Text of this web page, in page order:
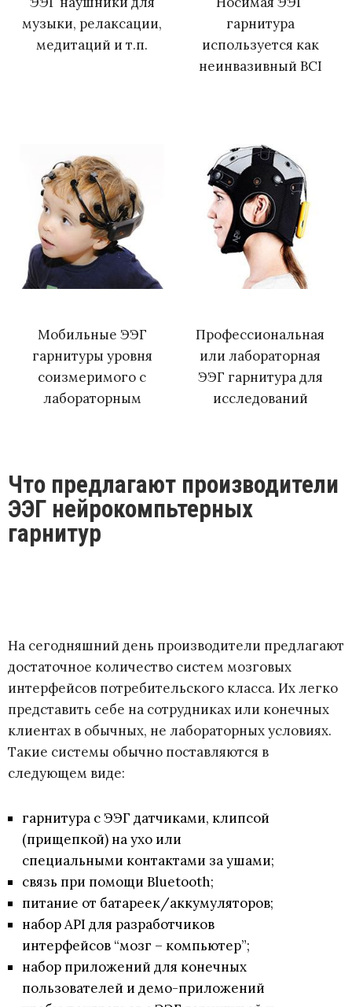
музыки, релаксации,
медитаций и т.п.
гарнитура
используется как
неинвазивный BCI
Мобильные ЭЭГ
гарнитуры уровня
соизмеримого с
лабораторным
Профессиональная
или лабораторная
ЭЭГ гарнитура для
исследований
Что предлагают производители
ЭЭГ нейрокомпьтерных
гарнитур
На сегодняшний день производители предлагают
достаточное количество систем мозговых
интерфейсов потребительского класса. Их легко
представить себе на сотрудниках или конечных
клиентах в обычных, не лабораторных условиях.
Такие системы обычно поставляются в
следующем виде:
гарнитура с ЭЭГ датчиками, клипсой
(прищепкой) на ухо или
специальными контактами за ушами;
связь при помощи Bluetooth;
питание от батареек/аккумуляторов;
набор API для разработчиков
интерфейсов “мозг – компьютер”;
набор приложений для конечных
пользователей и демо-приложений